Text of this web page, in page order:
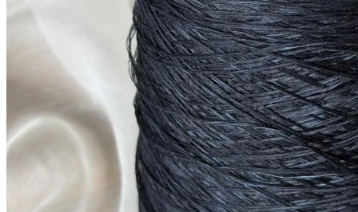
Мы в соцсетях
Мы используем файлы cookie,
чтобы улучшить работу сайта и предоставить вам
больше возможностей. Также, к сайту подключен сервис
веб аналитики Яндекс Метрика, использующий cookie.
Продолжая использовать сайт, вы соглашаетесь с
условиями использования cookie.